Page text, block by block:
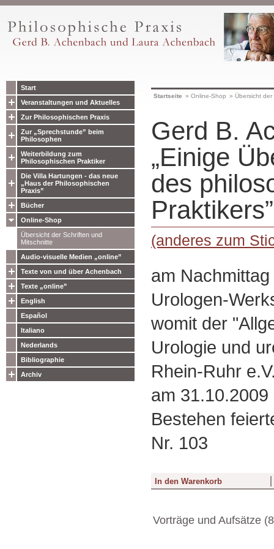
Start
Veranstaltungen und Aktuelles
Zur Philosophischen Praxis
Zur „Sprechstunde” beim
Philosophen
Weiterbildung zum
Philosophischen Praktiker
Die Villa Hartungen - das neue
„Haus der Philosophischen
Praxis”
Bücher
Online-Shop
Übersicht der Schriften und
Mitschnitte
Audio-visuelle Medien „online”
Texte von und über Achenbach
Texte „online”
English
Español
Italiano
Nederlands
Bibliographie
Archiv
Startseite » Online-Shop » Übersicht
Gerd B.
„Einige
des
Praktikers”
(anderes zum
am
Urologen-
womit der
Urologie und
Rhein-Ruhr
am
Bestehen
Nr. 103
Vorträge und Aufsätze